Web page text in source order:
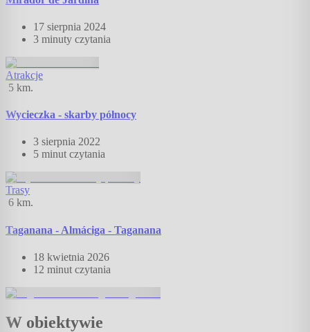
17 sierpnia 2024
3 minuty czytania
Atrakcje
5 km.
Wycieczka - skarby północy
3 sierpnia 2022
5 minutczytania
Trasy
6 km.
Taganana - Almáciga - Taganana
18 kwietnia 2026
12 minut czytania
W obiektywie